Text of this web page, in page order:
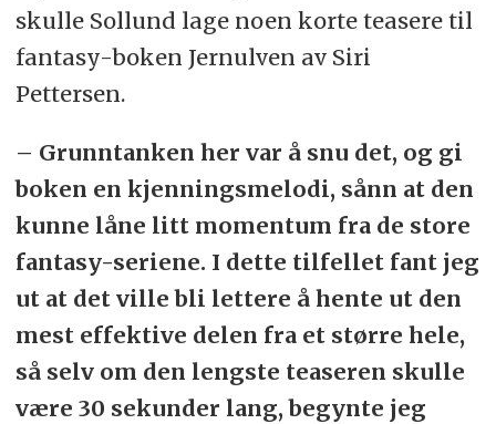
skulle Sollund lage noen korte teasere til
fantasy-boken Jernulven av Siri
Pettersen.
– Grunntanken her var å snu det, og gi
boken en kjenningsmelodi, sånn at den
kunne låne litt momentum fra de store
fantasy-seriene. I dette tilfellet fant jeg
ut at det ville bli lettere å hente ut den
mest effektive delen fra et større hele,
så selv om den lengste teaseren skulle
være 30 sekunder lang, begynte jeg